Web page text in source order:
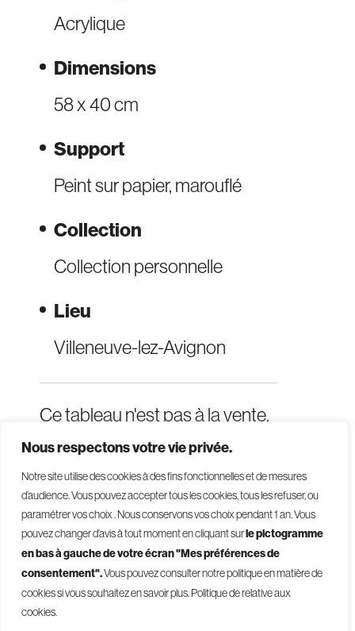
Nous respectons votre vie privée.
Notre site utilise des cookies à des fins fonctionnelles et de mesures
d’audience. Vous pouvez accepter tous les cookies, tous les refuser, ou
paramétrer vos choix . Nous conservons vos choix pendant 1 an.Vous
pouvez changer d’avis à tout moment en cliquant surle pictogramme
en bas à gauche de votre écran "Mes préférences de
consentement".Vous pouvez consulter notre politique en matière de
cookies si vous souhaitez en savoir plus.Politique de relative aux
cookies.
Acrylique
Dimensions
58 x 40 cm
Support
Peint sur papier, marouflé
Collection
Collection personnelle
Lieu
Villeneuve-lez-Avignon
Ce tableau n'est pas à la vente.
© 2026 - Givelet
Conditions générales de vente
Mentions légales